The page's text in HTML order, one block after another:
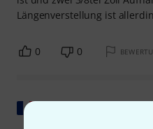
Längenverstellung ist
0 0
Original zeigen